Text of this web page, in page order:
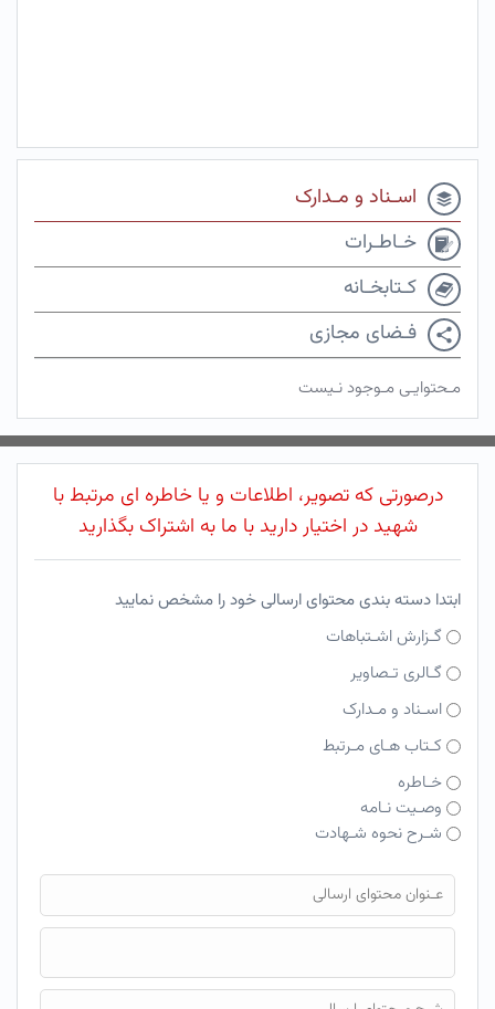
اسـناد و مـدارک
خـاطـرات
کـتابخـانه
فـضای مجازی
مـحتوایـی مـوجود نـیست
درصورتی که تصویر، اطلاعات و یا خاطره ای مرتبط با
شهید در اختیار دارید با ما به اشتراک بگذارید
ابتدا دسته بندی محتوای ارسالی خود را مشخص نمایید
گـزارش اشـتباهات
گـالری تـصاویر
اسـناد و مـدارک
کـتاب هـای مـرتبط
خـاطره
وصـیت نـامه
شـرح نحوه شـهادت
فایل محتوای ارسالی